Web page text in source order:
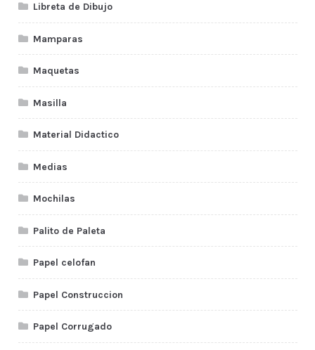
Libreta de Dibujo
Mamparas
Maquetas
Masilla
Material Didactico
Medias
Mochilas
Palito de Paleta
Papel celofan
Papel Construccion
Papel Corrugado